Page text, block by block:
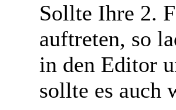
Sollte Ihre 2.
auftreten, so
in den Editor
sollte es auch